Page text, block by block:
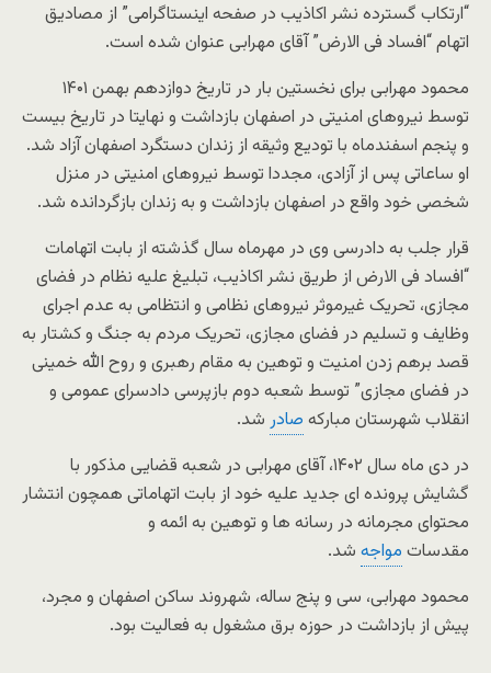
“ارتکاب گسترده نشر اکاذیب در صفحه اینستاگرامی” از مصادیق
اتهام “افساد فی الارض” آقای مهرابی عنوان شده است.
محمود مهرابی برای نخستین بار در تاریخ دوازدهم بهمن ۱۴۰۱
توسط نیروهای امنیتی در اصفهان بازداشت و نهایتا در تاریخ بیست
و پنجم اسفندماه با تودیع وثیقه از زندان دستگرد اصفهان آزاد شد.
او ساعاتی پس از آزادی، مجددا توسط نیروهای امنیتی در منزل
شخصی خود واقع در اصفهان بازداشت و به زندان بازگردانده شد.
قرار جلب به دادرسی وی در مهرماه سال گذشته از بابت اتهامات
“افساد فی الارض از طریق نشر اکاذیب، تبلیغ علیه نظام در فضای
مجازی، تحریک غیرموثر نیروهای نظامی و انتظامی به عدم اجرای
وظایف و تسلیم در فضای مجازی، تحریک مردم به جنگ و کشتار به
قصد برهم زدن امنیت و توهین به مقام رهبری و روح الله خمینی
در فضای مجازی” توسط شعبه دوم بازپرسی دادسرای عمومی و
انقلاب شهرستان مبارکه صادر شد.
در دی ماه سال ۱۴۰۲، آقای مهرابی در شعبه قضایی مذکور با
گشایش پرونده ای جدید علیه خود از بابت اتهاماتی همچون انتشار
محتوای مجرمانه در رسانه ها و توهین به ائمه و
مقدسات مواجه شد.
محمود مهرابی، سی و پنج ساله، شهروند ساکن اصفهان و مجرد،
پیش از بازداشت در حوزه برق مشغول به فعالیت بود.